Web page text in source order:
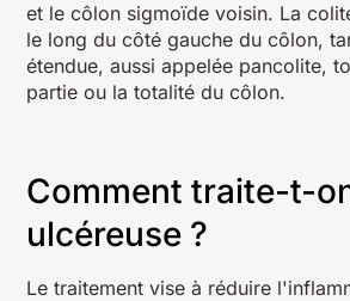
et le côlon sigmoïde voisin. La
le long du côté gauche du côlon,
étendue, aussi appelée pancolite,
partie ou la totalité du côlon.
Comment traite-t-
ulcéreuse ?
Le traitement vise à réduire